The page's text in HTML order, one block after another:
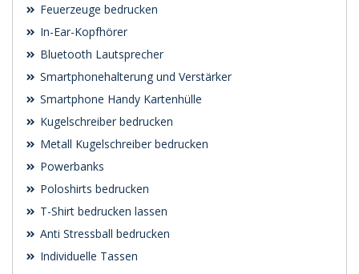
Feuerzeuge bedrucken
In-Ear-Kopfhörer
Bluetooth Lautsprecher
Smartphonehalterung und Verstärker
Smartphone Handy Kartenhülle
Kugelschreiber bedrucken
Metall Kugelschreiber bedrucken
Powerbanks
Poloshirts bedrucken
T-Shirt bedrucken lassen
Anti Stressball bedrucken
Individuelle Tassen